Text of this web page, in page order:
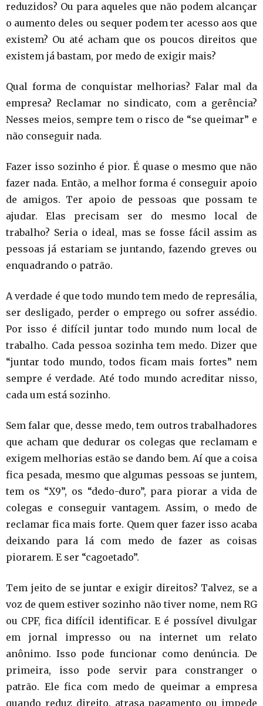
reduzidos? Ou para aqueles que não podem alcançar
o aumento deles ou sequer podem ter acesso aos que
existem? Ou até acham que os poucos direitos que
existem já bastam, por medo de exigir mais?
Qual forma de conquistar melhorias? Falar mal da
empresa? Reclamar no sindicato, com a gerência?
Nesses meios, sempre tem o risco de “se queimar” e
não conseguir nada.
Fazer isso sozinho é pior. É quase o mesmo que não
fazer nada. Então, a melhor forma é conseguir apoio
de amigos. Ter apoio de pessoas que possam te
ajudar. Elas precisam ser do mesmo local de
trabalho? Seria o ideal, mas se fosse fácil assim as
pessoas já estariam se juntando, fazendo greves ou
enquadrando o patrão.
A verdade é que todo mundo tem medo de represália,
ser desligado, perder o emprego ou sofrer assédio.
Por isso é difícil juntar todo mundo num local de
trabalho. Cada pessoa sozinha tem medo. Dizer que
“juntar todo mundo, todos ficam mais fortes” nem
sempre é verdade. Até todo mundo acreditar nisso,
cada um está sozinho.
Sem falar que, desse medo, tem outros trabalhadores
que acham que dedurar os colegas que reclamam e
exigem melhorias estão se dando bem. Aí que a coisa
fica pesada, mesmo que algumas pessoas se juntem,
tem os “X9”, os “dedo-duro”, para piorar a vida de
colegas e conseguir vantagem. Assim, o medo de
reclamar fica mais forte. Quem quer fazer isso acaba
deixando para lá com medo de fazer as coisas
piorarem. E ser “cagoetado”.
Tem jeito de se juntar e exigir direitos? Talvez, se a
voz de quem estiver sozinho não tiver nome, nem RG
ou CPF, fica difícil identificar. E é possível divulgar
em jornal impresso ou na internet um relato
anônimo. Isso pode funcionar como denúncia. De
primeira, isso pode servir para constranger o
patrão. Ele fica com medo de queimar a empresa
quando reduz direito, atrasa pagamento ou impede